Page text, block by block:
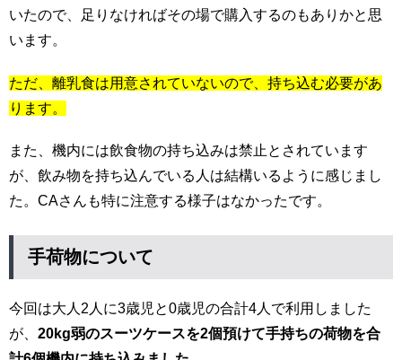
いたので、足りなければその場で購入するのもありかと思
います。
ただ、離乳食は用意されていないので、持ち込む必要があ
ります。
また、機内には飲食物の持ち込みは禁止とされています
が、飲み物を持ち込んでいる人は結構いるように感じまし
た。CAさんも特に注意する様子はなかったです。
手荷物について
今回は大人2人に3歳児と0歳児の合計4人で利用しました
が、 20kg弱のスーツケースを2個預けて手持ちの荷物を合